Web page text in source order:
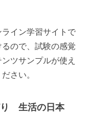
イン学習サイトで
ので、試験の感覚
ツサンプルが使え
さい。
り 生活の日本